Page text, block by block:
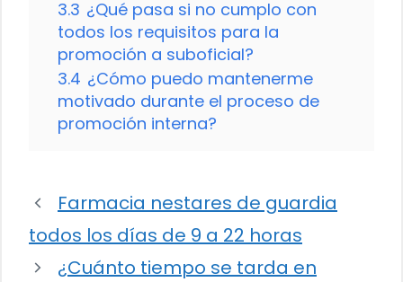
3.3 ¿Qué pasa si no cumplo con
todos los requisitos para la
promoción a suboficial?
3.4 ¿Cómo puedo mantenerme
motivado durante el proceso de
promoción interna?
Farmacia nestares de guardia
todos los días de 9 a 22 horas
¿Cuánto tiempo se tarda en